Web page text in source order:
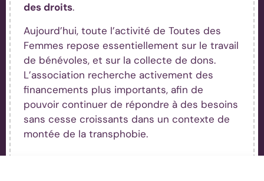
des droits.
Aujourd’hui, toute l’activité de Toutes des
Femmes repose essentiellement sur le travail
de bénévoles, et sur la collecte de dons.
L’association recherche activement des
financements plus importants, afin de
pouvoir continuer de répondre à des besoins
sans cesse croissants dans un contexte de
montée de la transphobie.